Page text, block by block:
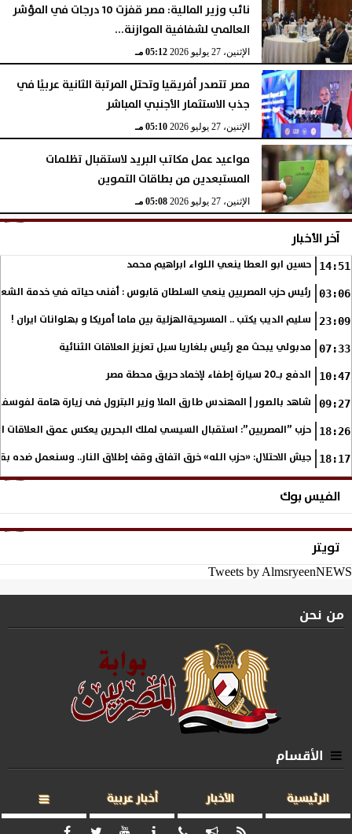
نائب وزير المالية: مصر قفزت 10 درجات في المؤشر
العالمي لشفافية الموازنة...
الإثنين، 27 يوليو 2026 05:12 مـ
مصر تتصدر أفريقيا وتحتل المرتبة الثانية عربيًا في
جذب الاستثمار الأجنبي المباشر
الإثنين، 27 يوليو 2026 05:10 مـ
مواعيد عمل مكاتب البريد لاستقبال تظلمات
المستبعدين من بطاقات التموين
الإثنين، 27 يوليو 2026 05:08 مـ
آخر الأخبار
14:51 حسين ابو العطا ينعي اللواء ابراهيم محمد
03:06 رئيس حزب المصريين ينعي السلطان قابوس : أفنى حياته في خدمة
23:09 سليم الديب يكتب .. المسرحيةالهزلية بين ماما أمريكا و بهلوانات ايران !
07:33 مدبولي يبحث مع رئيس بلغاريا سبل تعزيز العلاقات الثنائية
10:47 الدفع بـ20 سيارة إطفاء لإخماد حريق محطة مصر
09:27 شاهد بالصور | المهندس طارق الملا وزير البترول فى زيارة هامة
18:26 حزب ”المصريين”: استقبال السيسي لملك البحرين يعكس عمق العلاقات
18:17 جيش الاحتلال: «حزب الله» خرق اتفاق وقف إطلاق النار.. وسنعمل ضده
الفيس بوك
تويتر
Tweets by AlmsryeenNEWS
من نحن
الأقسام
الرئيسية الأخبار أخبار عربية